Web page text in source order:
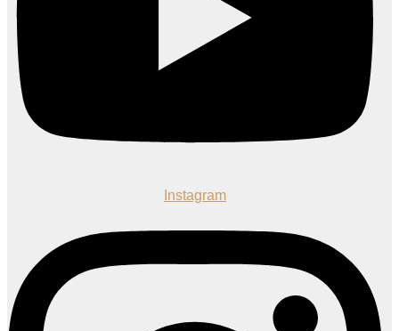
Instagram